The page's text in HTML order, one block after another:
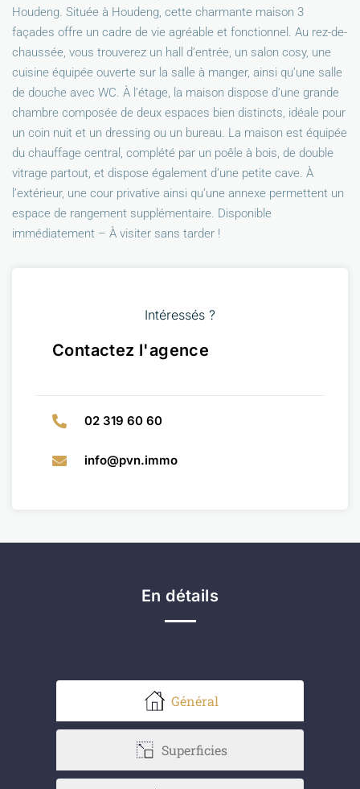
Houdeng. Située à Houdeng, cette charmante maison 3
façades offre un cadre de vie agréable et fonctionnel. Au rez-de-
chaussée, vous trouverez un hall d’entrée, un salon cosy, une
cuisine équipée ouverte sur la salle à manger, ainsi qu’une salle
de douche avec WC. À l’étage, la maison dispose d’une grande
chambre composée de deux espaces bien distincts, idéale pour
un coin nuit et un dressing ou un bureau. La maison est équipée
du chauffage central, complété par un poêle à bois, de double
vitrage partout, et dispose également d’une petite cave. À
l’extérieur, une cour privative ainsi qu’une annexe permettent un
espace de rangement supplémentaire. Disponible
immédiatement – À visiter sans tarder !
Intéressés ?
Contactez l'agence
02 319 60 60
info@pvn.immo
En détails
Général
Superficies